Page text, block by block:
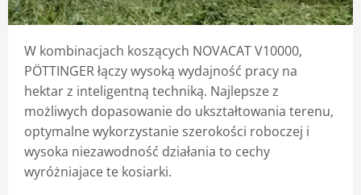
W kombinacjach koszących NOVACAT V10000,
PÖTTINGER łączy wysoką wydajność pracy na
hektar z inteligentną techniką. Najlepsze z
możliwych dopasowanie do ukształtowania terenu,
optymalne wykorzystanie szerokości roboczej i
wysoka niezawodność działania to cechy
wyróżniajace te kosiarki.
Blog